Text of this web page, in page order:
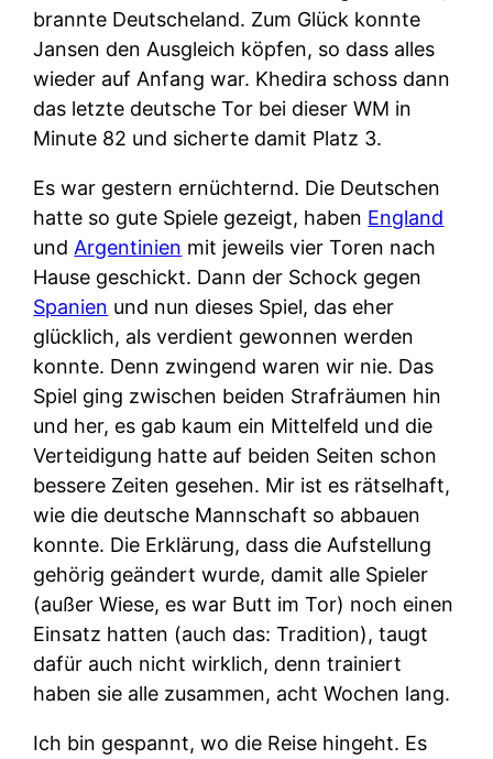
brannte Deutscheland. Zum Glück konnte
Jansen den Ausgleich köpfen, so dass alles
wieder auf Anfang war. Khedira schoss dann
das letzte deutsche Tor bei dieser WM in
Minute 82 und sicherte damit Platz 3.
Es war gestern ernüchternd. Die Deutschen
hatte so gute Spiele gezeigt, haben England
und Argentinien mit jeweils vier Toren nach
Hause geschickt. Dann der Schock gegen
Spanien und nun dieses Spiel, das eher
glücklich, als verdient gewonnen werden
konnte. Denn zwingend waren wir nie. Das
Spiel ging zwischen beiden Strafräumen hin
und her, es gab kaum ein Mittelfeld und die
Verteidigung hatte auf beiden Seiten schon
bessere Zeiten gesehen. Mir ist es rätselhaft,
wie die deutsche Mannschaft so abbauen
konnte. Die Erklärung, dass die Aufstellung
gehörig geändert wurde, damit alle Spieler
(außer Wiese, es war Butt im Tor) noch einen
Einsatz hatten (auch das: Tradition), taugt
dafür auch nicht wirklich, denn trainiert
haben sie alle zusammen, acht Wochen lang.
Ich bin gespannt, wo die Reise hingeht. Es